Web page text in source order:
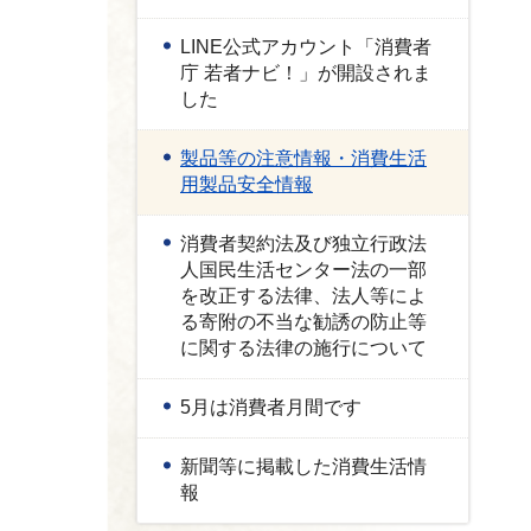
LINE公式アカウント「消費者
庁 若者ナビ！」が開設されま
した
製品等の注意情報・消費生活
用製品安全情報
消費者契約法及び独立行政法
人国民生活センター法の一部
を改正する法律、法人等によ
る寄附の不当な勧誘の防止等
に関する法律の施行について
5月は消費者月間です
新聞等に掲載した消費生活情
報